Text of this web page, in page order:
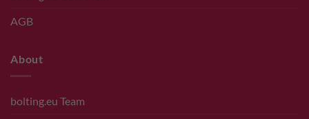
AGB
About
bolting.eu Team